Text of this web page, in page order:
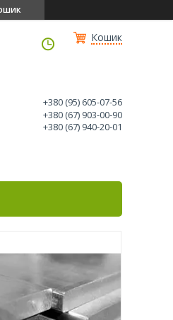
Кошик
+380 (95) 605-07-56
+380 (67) 903-00-90
+380 (67) 940-20-01